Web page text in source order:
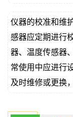
仪器的校准和维
感器应定期进行
器、温度传感器
常使用中应进行
及时维修或更换